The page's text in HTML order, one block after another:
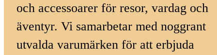
och accessoarer för resor, vardag och
äventyr. Vi samarbetar med noggrant
utvalda varumärken för att erbjuda